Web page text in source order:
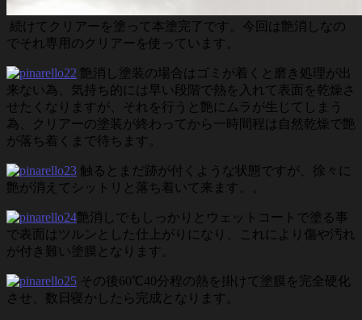
続けてクリアーを塗って本塗完了です。今回は艶消しなの
でそれ専用のクリアーを使っています。
艶消し塗装の場合はゴミが着くと磨き処理が出
来ない為、気持ち的には早い段階で熱を入れて表面を乾燥さ
せたくなりますが、それを行うと艶にムラが生じてしまう
為、クリアーの塗装が終わってから一時間程は自然乾燥で艶
が落ち着くまで待ちます。
触るとまだ跡が付くような状態ですが、徐々に
艶が消えてシットリと落ち着いて来ます。。
艶消しでもしっかりとウェットコートで塗る事
で表面はツルンとした仕上がりになり、これにより傷や汚れ
が付き難い塗膜となります。
その後60℃40分程の熱を掛けて塗膜を完全硬化
させ、数日寝かしたら完成となります。